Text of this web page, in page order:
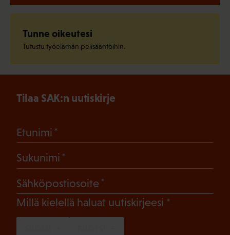
Tunne oikeutesi
Tutustu työelämän pelisääntöihin.
Tilaa SAK:n uutiskirje
Etunimi
Sukunimi
Sähköpostiosoite
Millä kielellä haluat uutiskirjeesi (Pakollinen)